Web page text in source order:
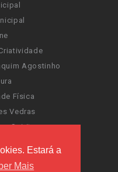
Estará a
Mais
Agostinho
Física
Vedras
Spirit